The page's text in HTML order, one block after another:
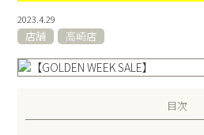
2023.4.29
店舗 高崎店
目次